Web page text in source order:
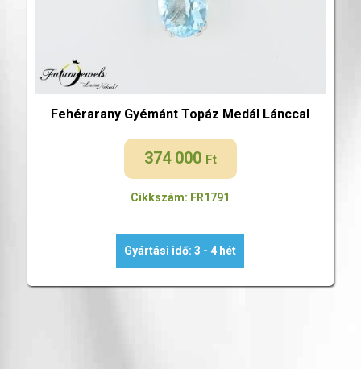
Fehérarany Gyémánt Topáz Medál Lánccal
374 000 Ft
Cikkszám: FR1791
Gyártási idő: 3 - 4 hét